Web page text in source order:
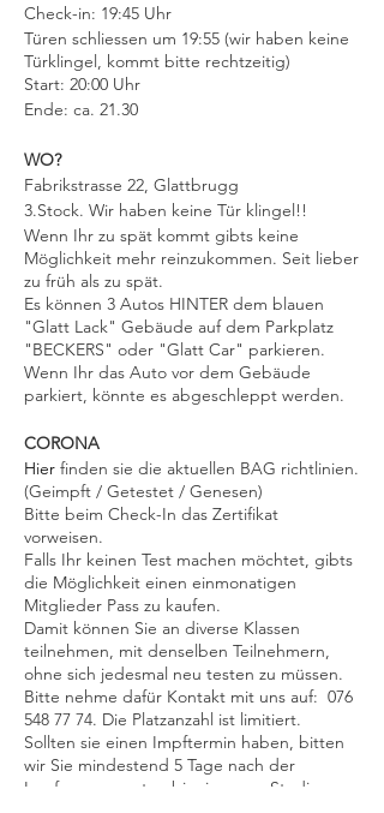
Check-in: 19:45 Uhr
Türen schliessen um 19:55 (wir haben keine
Türklingel, kommt bitte rechtzeitig)
Start: 20:00 Uhr
Ende: ca. 21.30
WO?
Fabrikstrasse 22, Glattbrugg
3.Stock. Wir haben keine Tür klingel!!
Wenn Ihr zu spät kommt gibts keine
Möglichkeit mehr reinzukommen. Seit lieber
zu früh als zu spät.
Es können 3 Autos HINTER dem blauen
"Glatt Lack" Gebäude auf dem Parkplatz
"BECKERS" oder "Glatt Car" parkieren.
Wenn Ihr das Auto vor dem Gebäude
parkiert, könnte es abgeschleppt werden.
CORONA
Hier finden sie die aktuellen BAG richtlinien.
(Geimpft / Getestet / Genesen)
Bitte beim Check-In das Zertifikat
vorweisen.
Falls Ihr keinen Test machen möchtet, gibts
die Möglichkeit einen einmonatigen
Mitglieder Pass zu kaufen.
Damit können Sie an diverse Klassen
teilnehmen, mit denselben Teilnehmern,
ohne sich jedesmal neu testen zu müssen.
Bitte nehme dafür Kontakt mit uns auf: 076
548 77 74. Die Platzanzahl ist limitiert.
Sollten sie einen Impftermin haben, bitten
wir Sie mindestend 5 Tage nach der
Impfung zu warten bis sie unser Studio